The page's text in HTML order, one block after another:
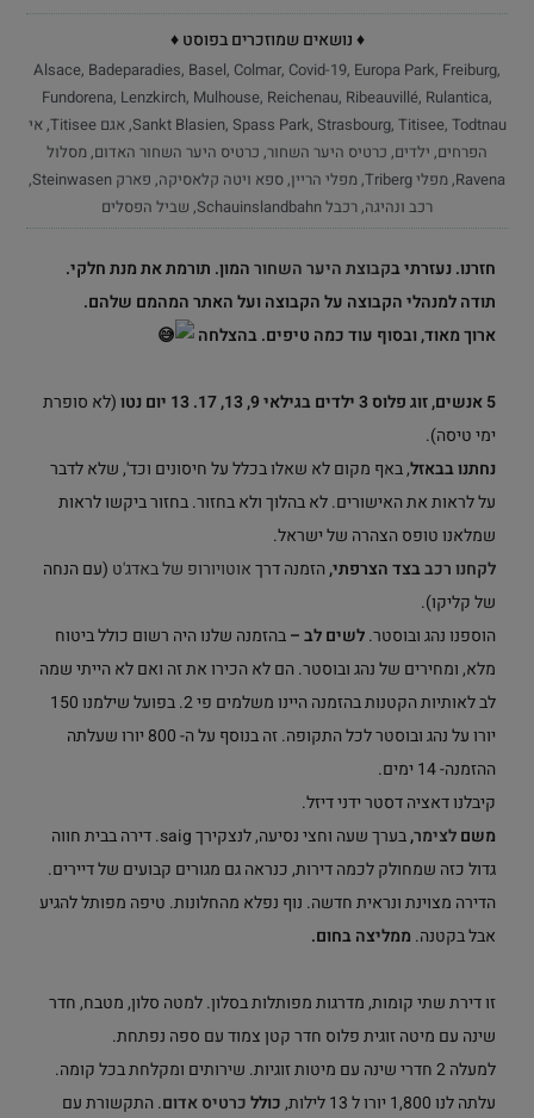
♦ נושאים שמוזכרים בפוסט ♦
Alsace, Badeparadies, Basel, Colmar, Covid-19, Europa Park, Freiburg,
Fundorena, Lenzkirch, Mulhouse, Reichenau, Ribeauvillé, Rulantica,
Sankt Blasien, Spass Park, Strasbourg, Titisee, Todtnau
,אגם Titisee ,אי
הפרחים, ילדים, כרטיס היער השחור, כרטיס היער השחור האדום,מסלול
Ravena
,מפלי Triberg ,מפלי הריין,ספא ויטה קלאסיקה, פארק Steinwasen
,
רכב ונהיגה,רכבל Schauinslandbahn , שביל הפסלים
חזרנו. נעזרתי בקבוצת היער השחורהמון. תורמת את מנת חלקי.
תודה למנהלי הקבוצה על הקבוצה ועל האתר המהמם שלהם.
ארוך מאוד, ובסוף עוד כמה טיפים. בהצלחה
5 אנשים, זוג פלוס 3 ילדים בגילאי 9, 13, 17. 13 יום נטו
(לא סופרת
ימי טיסה).
נחתנו בבאזל, באף מקום לא שאלו בכלל על חיסונים וכד', שלא לדבר
על לראות את האישורים. לא בהלוך ולא בחזור. בחזור ביקשו לראות
שמלאנו טופס הצהרה של ישראל.
לקחנו רכבבצד הצרפתי,הזמנה דרךאוטויורופ של באדג'ט (עם הנחה
של קליקו).
הוספנו נהג ובוסטר.לשים לב –בהזמנה שלנו היה רשום כולל ביטוח
מלא, ומחירים של נהג ובוסטר. הם לא הכירו את זה ואם לא הייתי שמה
לב לאותיות הקטנות בהזמנה היינו משלמים פי 2. בפועל שילמנו 150
יורו על נהג ובוסטר לכל התקופה. זה בנוסף על ה- 800 יורו שעלתה
ההזמנה- 14 ימים.
קיבלנו דאציה דסטר ידני דיזל.
משםלצימר,
בערך שעה וחצי נסיעה, לנצקירך saig. דירה בבית חווה
גדול כזה שמחולק לכמה דירות, כנראה גם מגורים קבועים של דיירים.
הדירה מצוינת ונראית חדשה. נוף נפלא מהחלונות. טיפה מפותל להגיע
אבל בקטנה. ממליצה בחום.
זו דירת שתי קומות, מדרגות מפותלות בסלון. למטה סלון, מטבח, חדר
שינה עם מיטה זוגית פלוס חדר קטן צמוד עם ספה נפתחת.
למעלה 2 חדרי שינה עם מיטות זוגיות. שירותים ומקלחת בכל קומה.
עלתה לנו 1,800 יורו ל 13 לילות,
כוללכרטיס אדום. התקשורת עם